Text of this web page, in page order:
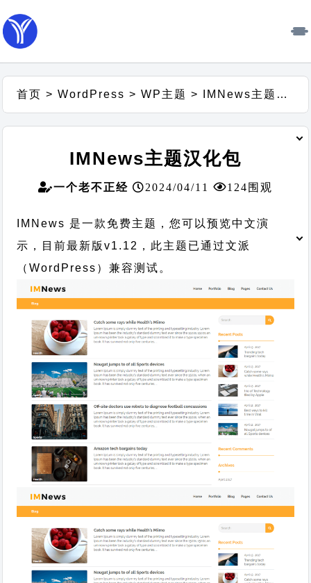
首页 >WordPress >WP主题 > IMNews主题汉化包
IMNews主题汉化包
一个老不正经 2024/04/11 124围观
IMNews 是一款免费主题，您可以预览中文演
示，目前最新版v1.12，此主题已通过文派
（WordPress）兼容测试。